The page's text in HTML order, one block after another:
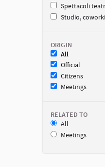
Spettacoli
Studio,
ORIGIN
All
Official
Citizens
Meetings
RELATED TO
All
Meetings